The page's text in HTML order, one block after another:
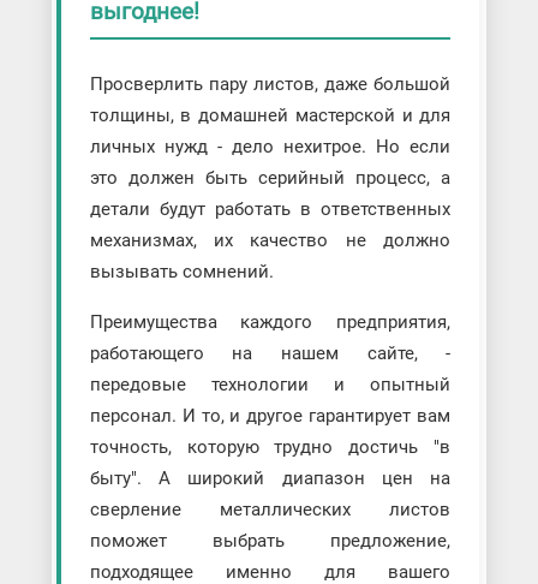
выгоднее!
Просверлить пару листов, даже большой
толщины, в домашней мастерской и для
личных нужд - дело нехитрое. Но если
это должен быть серийный процесс, а
детали будут работать в ответственных
механизмах, их качество не должно
вызывать сомнений.
Преимущества каждого предприятия,
работающего на нашем сайте, -
передовые технологии и опытный
персонал. И то, и другое гарантирует вам
точность, которую трудно достичь "в
быту". А широкий диапазон цен на
сверление металлических листов
поможет выбрать предложение,
подходящее именно для вашего